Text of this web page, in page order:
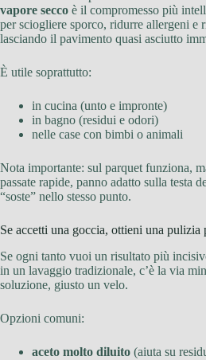
vapore secco è il compromesso più
per sciogliere sporco, ridurre allergeni e
lasciando il pavimento quasi asciutto
È utile soprattutto:
in cucina (unto e impronte)
in bagno (residui e odori)
nelle case con bimbi o animali
Nota importante: sul parquet funziona,
passate rapide, panno adatto sulla testa
“soste” nello stesso punto.
Se accetti una goccia, ottieni una pulizia
Se ogni tanto vuoi un risultato più
in un lavaggio tradizionale, c’è la via
soluzione, giusto un velo.
Opzioni comuni:
aceto molto diluito (aiuta su